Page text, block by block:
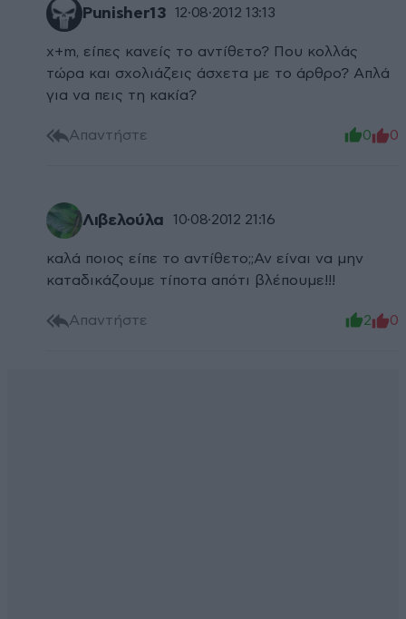
Punisher13 12·08·2012 13:13
x+m, είπες κανείς το αντίθετο? Που κολλάς
τώρα και σχολιάζεις άσχετα με το άρθρο? Απλά
για να πεις τη κακία?
Απαντήστε 0 0
Λιβελούλα 10·08·2012 21:16
καλά ποιος είπε το αντίθετο;;Αν είναι να μην
καταδικάζουμε τίποτα απότι βλέπουμε!!!
Απαντήστε 2 0